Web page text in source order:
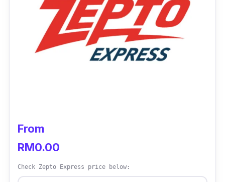
Jenis barangan yang diterima;
Semua jenis barang.
From
RM0.00
Check Zepto Express price below: